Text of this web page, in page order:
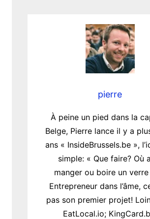
pierre
À peine un pied dans la
Belge, Pierre lance il y a
ans « InsideBrussels.be »,
simple: « Que faire? Où
manger ou boire un verre
Entrepreneur dans l’âme,
pas son premier projet!
EatLocal.io;